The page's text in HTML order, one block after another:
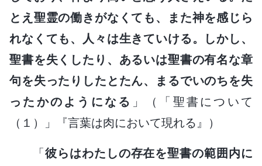
とえ聖霊の働きがなくても、また神を感じら
れなくても、人々は生きていける。しかし、
聖書を失くしたり、あるいは聖書の有名な章
句を失ったりしたとたん、まるでいのちを失
ったかのようになる 」（「聖書について
（１）」『言葉は肉において現れる』）
「彼らはわたしの存在を聖書の範囲内に